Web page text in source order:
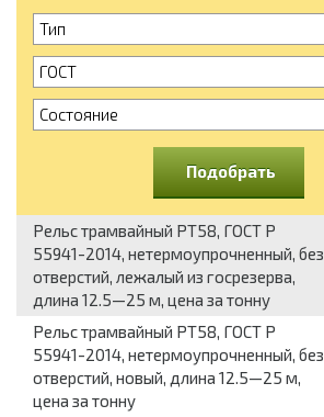
Тип
ГОСТ
Состояние
Подобрать
Рельс трамвайный РТ58, ГОСТ Р
55941-2014, нетермоупрочненный, без
отверстий, лежалый из госрезерва,
длина 12.5—25 м, цена за тонну
Рельс трамвайный РТ58, ГОСТ Р
55941-2014, нетермоупрочненный, без
отверстий, новый, длина 12.5—25 м,
цена за тонну